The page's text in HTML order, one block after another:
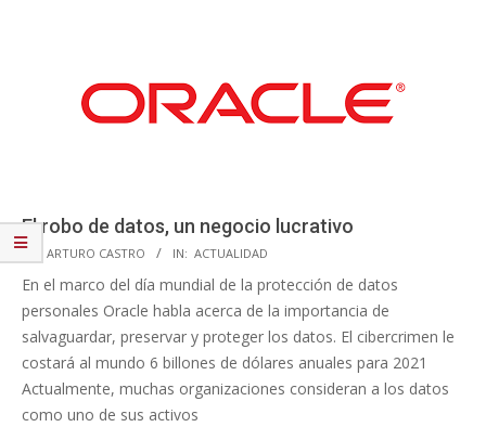
El robo de datos, un negocio lucrativo
2020-
01-
28
BY: ARTURO CASTRO IN: ACTUALIDAD
En el marco del día mundial de la protección de datos
personales Oracle habla acerca de la importancia de
salvaguardar, preservar y proteger los datos. El cibercrimen le
costará al mundo 6 billones de dólares anuales para 2021
Actualmente, muchas organizaciones consideran a los datos
como uno de sus activos